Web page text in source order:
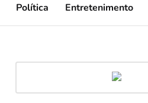
Política Entretenimento